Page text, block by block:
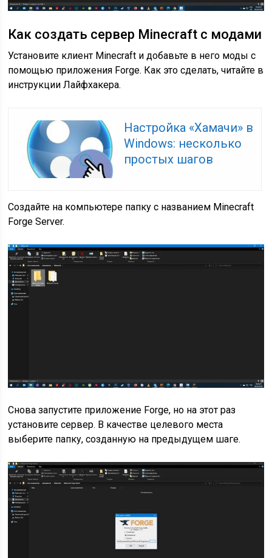
Как создать сервер Minecraft с модами
Установите клиент Minecraft и добавьте в него моды с
помощью приложения Forge. Как это сделать, читайте в
инструкции Лайфхакера.
Настройка «Хамачи» в
Windows: несколько
простых шагов
Создайте на компьютере папку с названием Minecraft
Forge Server.
Снова запустите приложение Forge, но на этот раз
установите сервер. В качестве целевого места
выберите папку, созданную на предыдущем шаге.